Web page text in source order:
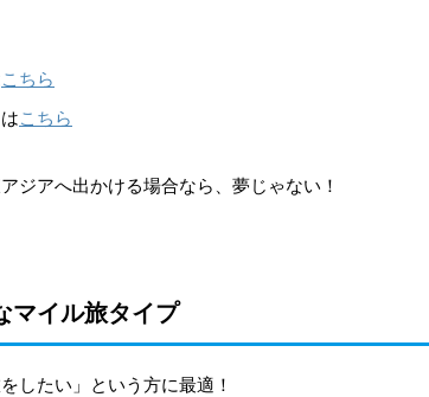
こちら
こちら
ジアへ出かける場合なら、夢じゃない！
マイル旅タイプ
したい」という方に最適！